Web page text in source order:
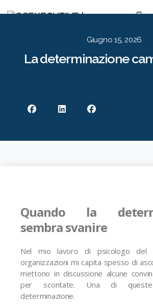
Giugno 15, 2026
La determinazione
Quando la
sembra svanire
Nel mio lavoro di psicologo del
organizzazioni mi capita spesso di
mettono in discussione alcune
per scontate. Una di
determinazione.